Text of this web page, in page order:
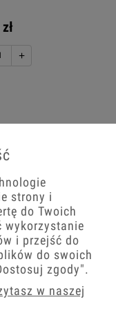
+
strony i
do Twoich
wykorzystanie
i przejść do
do swoich
zgody".
w naszej